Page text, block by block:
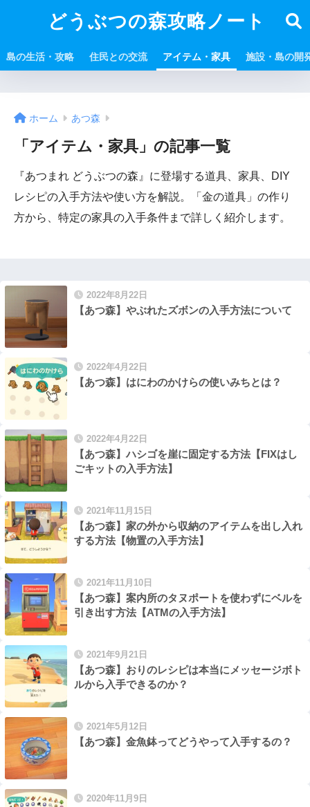
どうぶつの森攻略ノート
島の生活・攻略 住民との交流 アイテム・家具 施設・島の開
ホーム あつ森
「アイテム・家具」の記事一覧
『あつまれ どうぶつの森』に登場する道具、家具、DIY
レシピの入手方法や使い方を解説。「金の道具」の作り
方から、特定の家具の入手条件まで詳しく紹介します。
2022年8月22日
【あつ森】やぶれたズボンの入手方法について
2022年4月22日
【あつ森】はにわのかけらの使いみちとは？
2022年4月22日
【あつ森】ハシゴを崖に固定する方法【FIXはし
ごキットの入手方法】
2021年11月15日
【あつ森】家の外から収納のアイテムを出し入れ
する方法【物置の入手方法】
2021年11月10日
【あつ森】案内所のタヌポートを使わずにベルを
引き出す方法【ATMの入手方法】
2021年9月21日
【あつ森】おりのレシピは本当にメッセージボト
ルから入手できるのか？
2021年5月12日
【あつ森】金魚鉢ってどうやって入手するの？
2020年11月9日